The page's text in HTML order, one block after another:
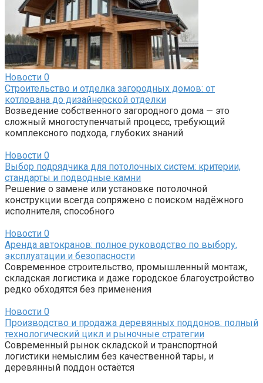
Новости 0
Строительство и отделка загородных домов: от
котлована до дизайнерской отделки
Возведение собственного загородного дома — это
сложный многоступенчатый процесс, требующий
комплексного подхода, глубоких знаний
Новости 0
Выбор подрядчика для потолочных систем: критерии,
стандарты и подводные камни
Решение о замене или установке потолочной
конструкции всегда сопряжено с поиском надёжного
исполнителя, способного
Новости 0
Аренда автокранов: полное руководство по выбору,
эксплуатации и безопасности
Современное строительство, промышленный монтаж,
складская логистика и даже городское благоустройство
редко обходятся без применения
Новости 0
Производство и продажа деревянных поддонов: полный
технологический цикл и рыночные стратегии
Современный рынок складской и транспортной
логистики немыслим без качественной тары, и
деревянный поддон остаётся